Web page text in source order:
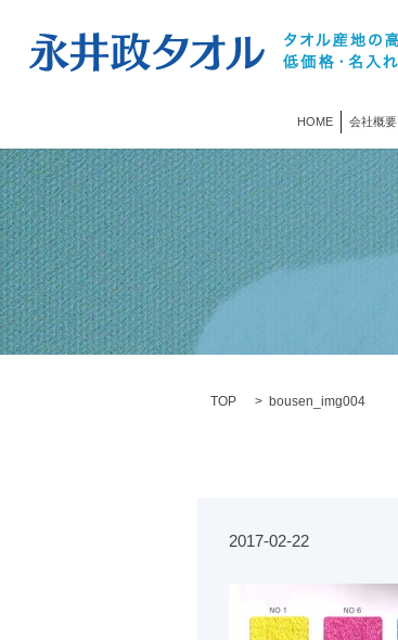
HOME 会社概要
TOP bousen_img004
2017-02-22